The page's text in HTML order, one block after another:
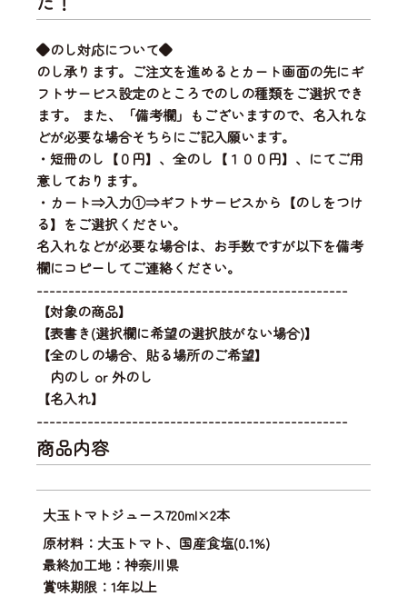
◆のし対応について◆
のし承ります。ご注文を進めるとカート画面の先にギ
フトサービス設定のところでのしの種類をご選択でき
ます。 また、「備考欄」もございますので、名入れな
どが必要な場合そちらにご記入願います。
・短冊のし【０円】、全のし【１００円】、にてご用
意しております。
・カート⇒入力①⇒ギフトサービスから【のしをつけ
る】をご選択ください。
名入れなどが必要な場合は、お手数ですが以下を備考
欄にコピーしてご連絡ください。
-------------------------------------------------
【対象の商品】
【表書き(選択欄に希望の選択肢がない場合)】
【全のしの場合、貼る場所のご希望】
内のし or 外のし
【名入れ】
-------------------------------------------------
商品内容
大玉トマトジュース720ml×2本
原材料：大玉トマト、国産食塩(0.1%)
最終加工地：神奈川県
賞味期限：1年以上